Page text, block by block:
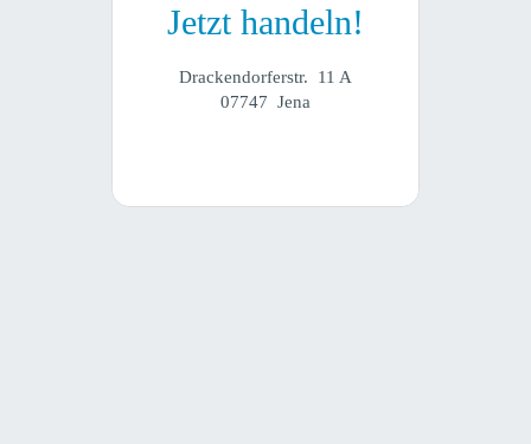
Jetzt handeln!
Drackendorferstr. 11 A
07747 Jena